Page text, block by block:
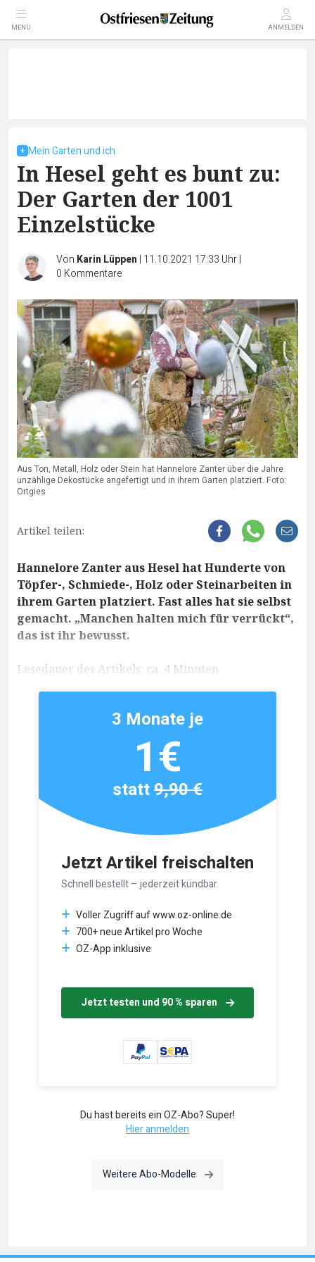
MENÜ ANMELDEN
Mein Garten und ich
In Hesel geht es bunt zu:
Der Garten der 1001
Einzelstücke
Von Karin Lüppen | 11.10.2021 17:33 Uhr|
0 Kommentare
Aus Ton, Metall, Holz oder Stein hat Hannelore Zanter über die Jahre
unzählige Dekostücke angefertigt und in ihrem Garten platziert. Foto:
Ortgies
Artikel teilen:
Hannelore Zanter aus Hesel hat Hunderte von
Töpfer-, Schmiede-, Holz oder Steinarbeiten in
ihrem Garten platziert. Fast alles hat sie selbst
gemacht. „Manchen halten mich für verrückt“,
das ist ihr bewusst.
Lesedauer des Artikels: ca. 4 Minuten
Jetzt Artikel freischalten
Schnell bestellt – jederzeit kündbar.
Voller Zugriff auf www.oz-online.de
700+ neue Artikel pro Woche
OZ-App inklusive
Jetzt testen und 90 % sparen
3 Monate je
1€
statt9,90 €
Du hast bereits ein OZ-Abo? Super!
Hier anmelden
Weitere Abo-Modelle